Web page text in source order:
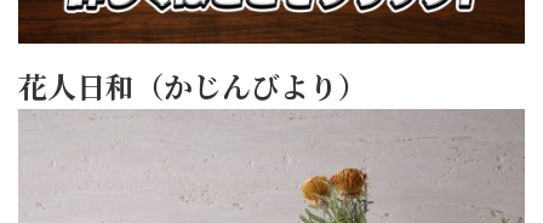
花人日和（かじんびより）